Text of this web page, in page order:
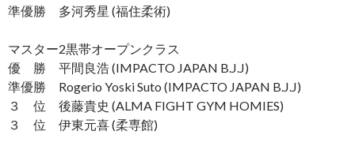
準優勝 多河秀星 (福住柔術)
マスター2黒帯オープンクラス
優 勝 平間良浩 (IMPACTO JAPAN B.J.J)
準優勝 Rogerio Yoski Suto (IMPACTO JAPAN B.J.J)
３ 位 後藤貴史 (ALMA FIGHT GYM HOMIES)
３ 位 伊東元喜 (柔専館)